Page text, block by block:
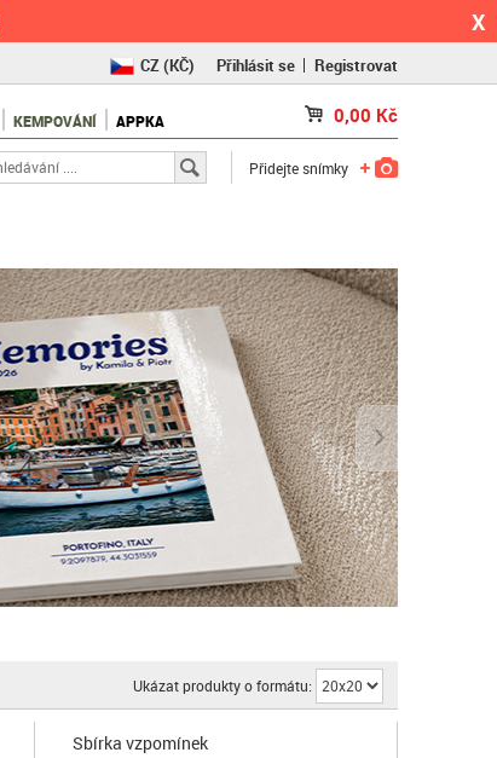
X
CZ(KČ)
RO(RON)
Přihlásit se Registrovat
KEMPOVÁNÍ APPKA 0,00 Kč
Přidejte snímky
Ukázat produkty o formátu:
Sbírka vzpomínek